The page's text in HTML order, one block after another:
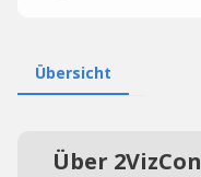
Übersicht
Über 2VizCon